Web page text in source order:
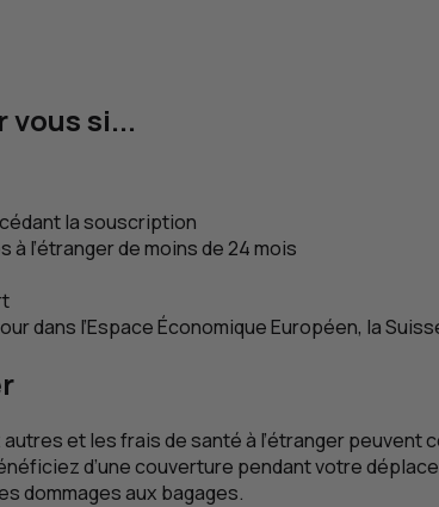
vous si...
la souscription
l’étranger de moins de 24 mois
dans l’Espace Économique Européen, la
et les frais de santé à l’étranger peuvent
d’une couverture pendant votre
dommages aux bagages.